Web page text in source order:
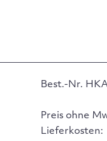
Best.-Nr.
Preis ohne
Lieferkosten: